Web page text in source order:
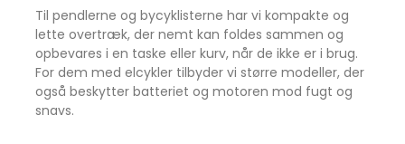
Til pendlerne og bycyklisterne har vi kompakte og
lette overtræk, der nemt kan foldes sammen og
opbevares i en taske eller kurv, når de ikke er i brug.
For dem med elcykler tilbyder vi større modeller, der
også beskytter batteriet og motoren mod fugt og
snavs.